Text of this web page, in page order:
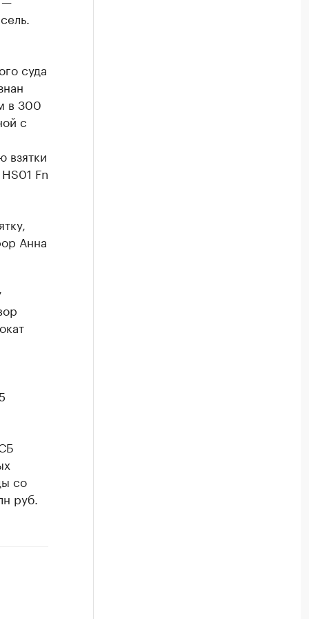
суда
в 300
с
взятки
Fn
Анна
со
руб.